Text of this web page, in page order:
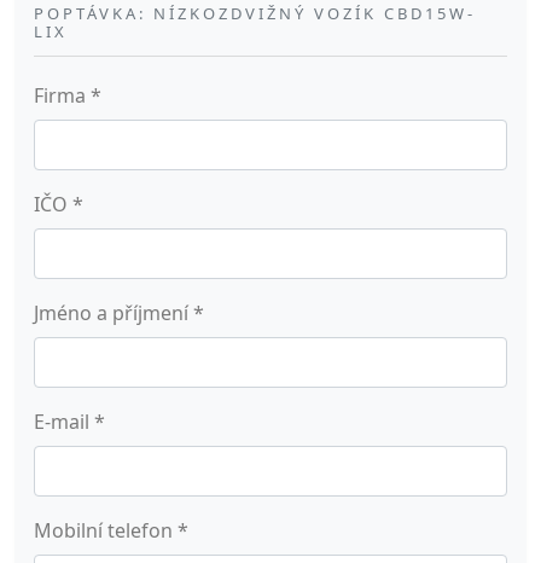
POPTÁVKA: NÍZKOZDVIŽNÝ VOZÍK CBD15W-
LIX
Firma *
IČO *
Jméno a příjmení*
E-mail *
Mobilní telefon *